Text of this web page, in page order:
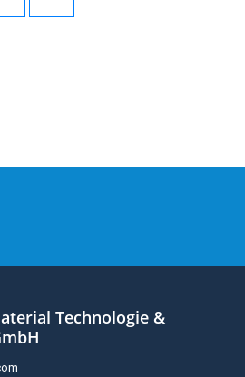
Technologie &